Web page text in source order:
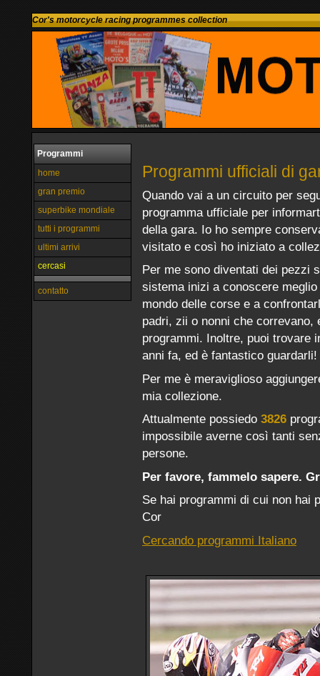
Cor's motorcycle racing programmes collection
Programmi
home
gran premio
superbike mondiale
tutti i programmi
ultimi arrivi
cercasi
contatto
Programmi ufficiali di
Quando vai a un circuito per
programma ufficiale per
della gara. Io ho sempre
visitato e così ho iniziato a
Per me sono diventati dei pezzi
sistema inizi a conoscere
mondo delle corse e a
padri, zii o nonni che
programmi. Inoltre, puoi trovare
anni fa, ed è fantastico guardarli!
Per me è meraviglioso
mia collezione.
Attualmente possiedo 3826
impossibile averne così tanti
persone.
Per favore, fammelo sapere.
Se hai programmi di cui non hai
Cor
Cercando programmi Italiano